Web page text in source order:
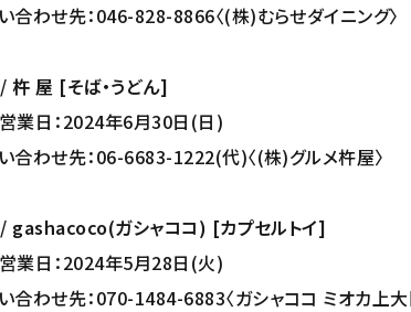
合わせ先：046-828-8866〈(株)むらせダイニング〉
杵 屋 [そば・うどん]
業日：2024年6月30日(日)
合わせ先：06-6683-1222(代)〈(株)グルメ杵屋〉
gashacoco(ガシャココ) [カプセルトイ]
業日：2024年5月28日(火)
合わせ先：070-1484-6883〈ガシャココ ミオカ上大